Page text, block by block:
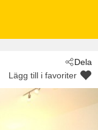
Dela
Lägg till i favoriter